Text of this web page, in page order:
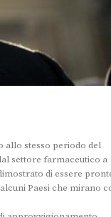
allo stesso periodo del
settore farmaceutico a
di essere
Paesi che mirano